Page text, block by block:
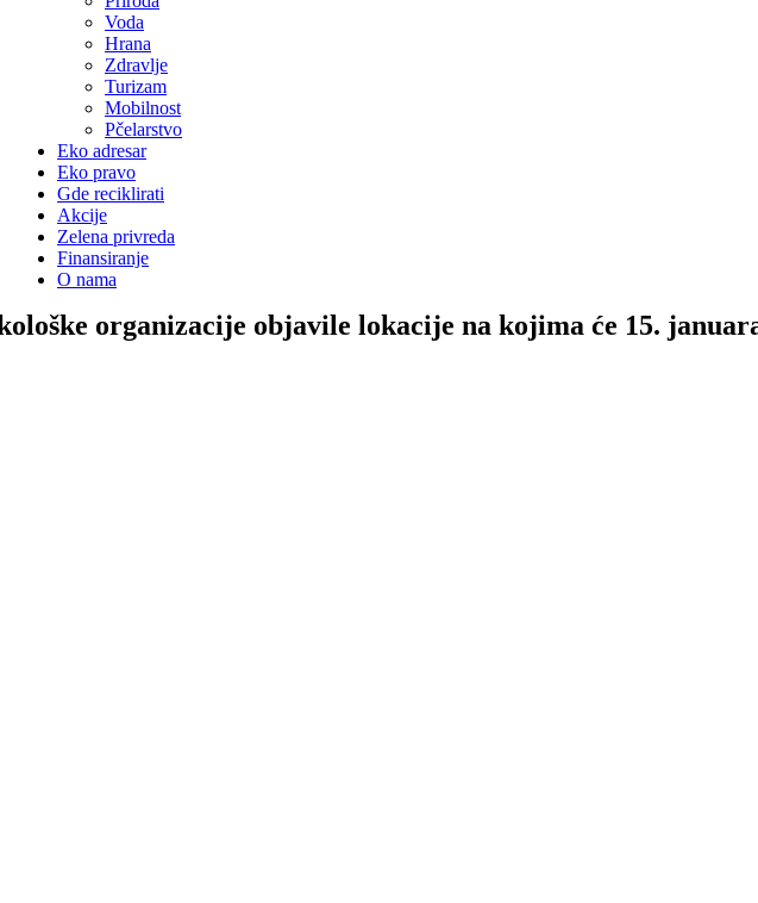
Voda
Hrana
Zdravlje
Turizam
Mobilnost
Pčelarstvo
Eko adresar
Eko pravo
Gde reciklirati
Akcije
Zelena privreda
Finansiranje
O nama
organizacije objavile lokacije na kojima će 15.